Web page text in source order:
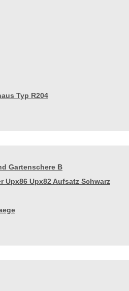
Typ R204
Gartenschere B
Upx86 Upx82 Aufsatz Schwarz